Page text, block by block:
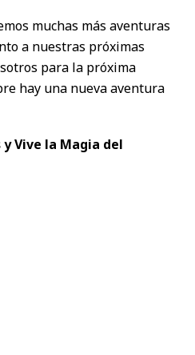
muchas más aventuras
a nuestras próximas
para la próxima
hay una nueva aventura
Vive la Magia del